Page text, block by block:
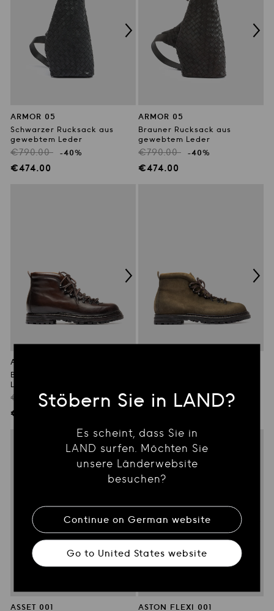
Stöbern Sie in LAND?
Es scheint, dass Sie in
LAND surfen. Möchten Sie
unsere Länderwebsite
besuchen?
Continue on German website
Go to United States website
ARMOR 05
Schwarzer Rucksack aus
gewebtem Leder
Regulärer
Preis
€790.00 -40%
Verkaufspreis
€474.00
ARMOR 05
Brauner Rucksack aus
gewebtem Leder
Regulärer
Preis
€790.00 -40%
Verkaufspreis
€474.00
ARTIK 001
Braune Schnürstiefel aus
Leder
Regulärer
Preis
€660.00 -50%
Verkaufspreis
€330.00
Regulärer
€630.00 -40%
ASSET 001 ASTON FLEXI 001